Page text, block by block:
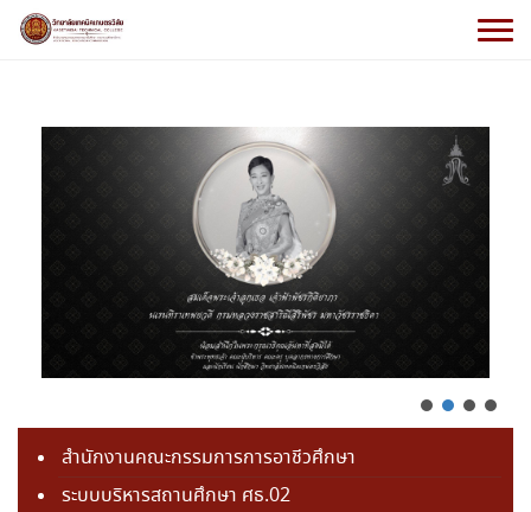
สำนักงานคณะกรรมการการอาชีวศึกษา
ระบบบริหารสถานศึกษา ศธ.02